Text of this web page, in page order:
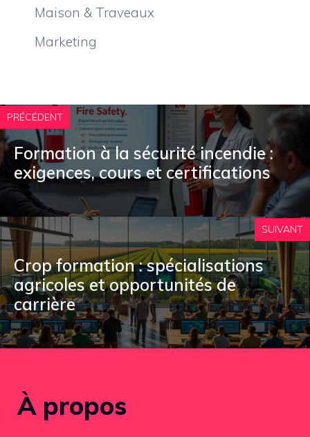
Maison & Traveaux
Marketing
PRÉCÉDENT
Formation à la sécurité incendie :
exigences, cours et certifications
SUIVANT
Crop formation : spécialisations
agricoles et opportunités de
carrière
À propos